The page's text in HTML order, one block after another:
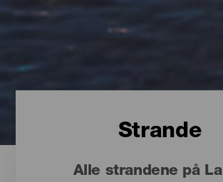
Strande
Alle strandene på La